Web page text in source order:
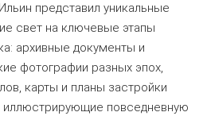
представил уникальные
свет на ключевые этапы
архивные документы и
фотографии разных эпох,
карты и планы застройки
иллюстрирующие повседневную